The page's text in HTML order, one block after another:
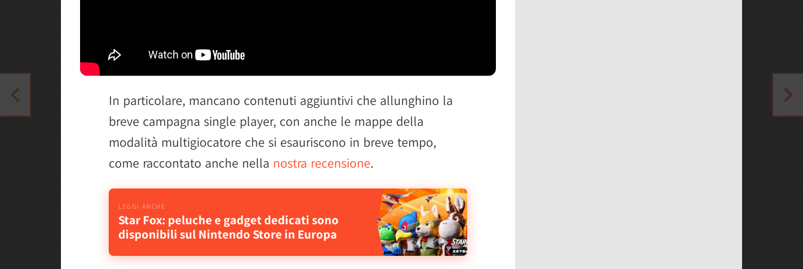
In particolare, mancano contenuti aggiuntivi che allunghino la
breve campagna single player, con anche le mappe della
modalità multigiocatore che si esauriscono in breve tempo,
come raccontato anche nella nostra recensione.
Star Fox: peluche e gadget dedicati sono
disponibili sul Nintendo Store in Europa